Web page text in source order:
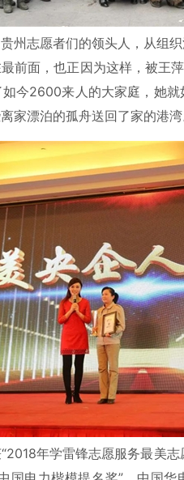
州志愿者们的领头人，从组
前面，也正因为这样，被王
今2600来人的大家庭，她
家漂泊的孤舟送回了家的港湾
年学雷锋志愿服务最美志